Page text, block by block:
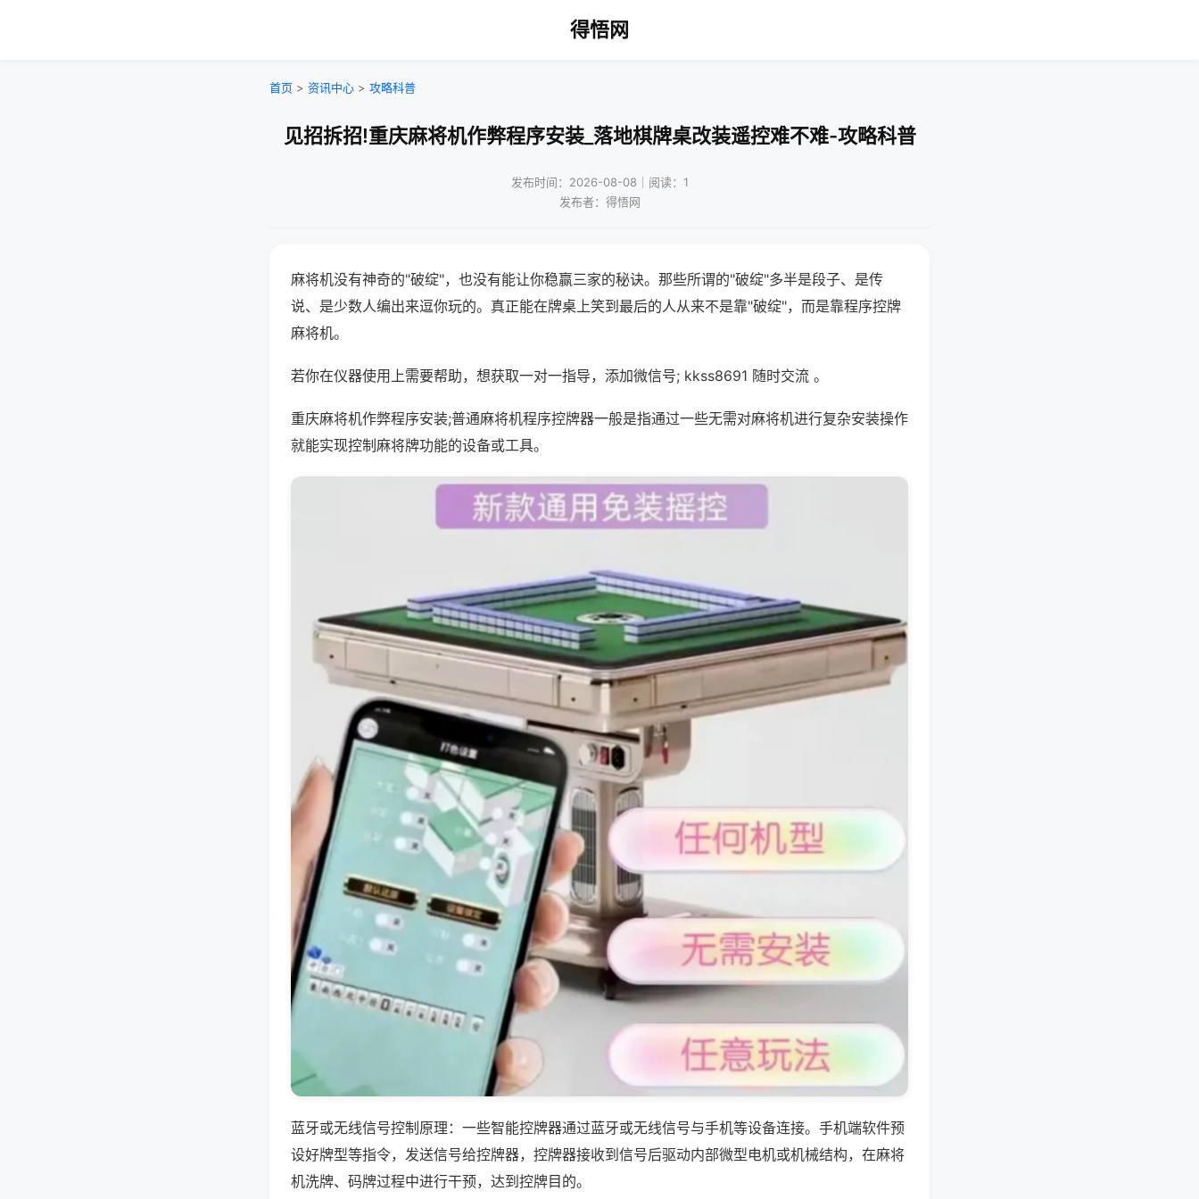
得悟网
首页 > 资讯中心 > 攻略科普
见招拆招!重庆麻将机作弊程序安装_落地棋牌桌改装遥控难不难-攻略科普
发布时间：2026-08-08｜阅读：1
发布者：得悟网
麻将机没有神奇的"破绽"，也没有能让你稳赢三家的秘诀。那些所谓的"破绽"多半是段子、是传
说、是少数人编出来逗你玩的。真正能在牌桌上笑到最后的人从来不是靠"破绽"，而是靠程序控牌
麻将机。
若你在仪器使用上需要帮助，想获取一对一指导，添加微信号; kkss8691 随时交流 。
重庆麻将机作弊程序安装;普通麻将机程序控牌器一般是指通过一些无需对麻将机进行复杂安装操作
就能实现控制麻将牌功能的设备或工具。
蓝牙或无线信号控制原理：一些智能控牌器通过蓝牙或无线信号与手机等设备连接。手机端软件预
设好牌型等指令，发送信号给控牌器，控牌器接收到信号后驱动内部微型电机或机械结构，在麻将
机洗牌、码牌过程中进行干预，达到控牌目的。